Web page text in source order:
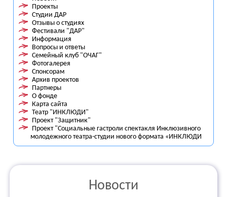
Проекты
Студии ДАР
Отзывы о студиях
Фестивали "ДАР"
Информация
Вопросы и ответы
Семейный клуб "ОЧАГ"
Фотогалерея
Спонсорам
Архив проектов
Партнеры
О фонде
Карта сайта
Театр "ИНКЛЮДИ"
Проект "Защитник"
Проект "Социальные гастроли спектакля Инклюзивного
молодежного театра-студии нового формата «ИНКЛЮДИ
Новости